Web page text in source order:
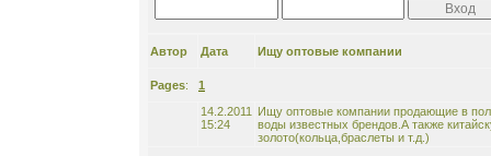
Автор Дата Ищу оптовые компании
Pages: 1
14.2.2011
15:24
Ищу оптовые компании продающие в
воды известных брендов.А также
золото(кольца,браслеты и т.д.)